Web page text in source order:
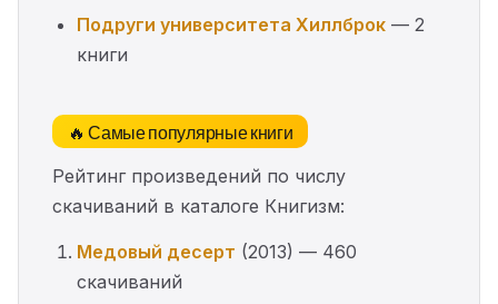
Подруги университета Хиллброк — 2
книги
🔥 Самые популярные книги
Рейтинг произведений по числу
скачиваний в каталоге Книгизм:
Медовый десерт (2013) — 460
скачиваний